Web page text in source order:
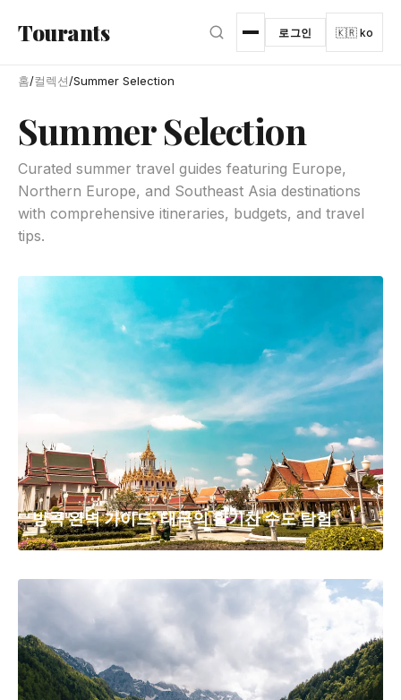
Tourants 로그인 🇰🇷 ko
홈/컬렉션/Summer Selection
Summer Selection
Curated summer travel guides featuring Europe,
Northern Europe, and Southeast Asia destinations
with comprehensive itineraries, budgets, and travel
tips.
방콕 완벽 가이드: 태국의 활기찬 수도 탐험